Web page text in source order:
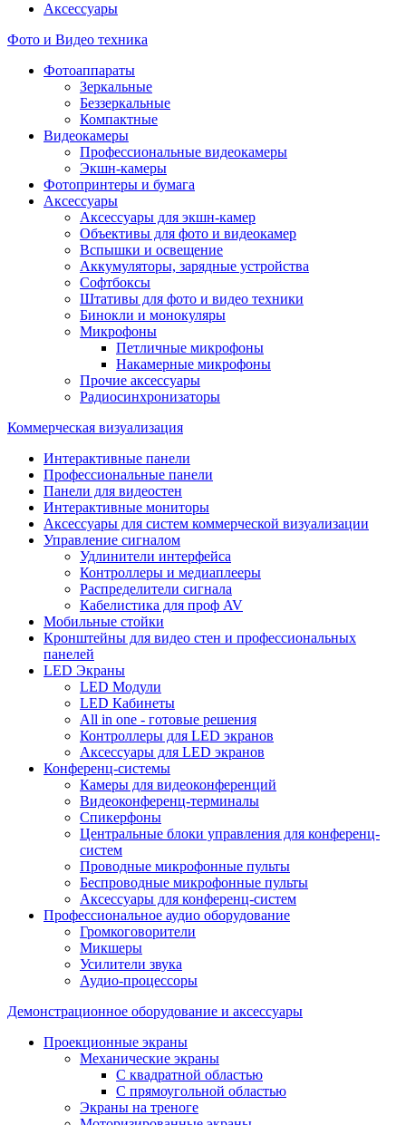
Аксессуары
Фото и Видео техника
Фотоаппараты
Зеркальные
Беззеркальные
Компактные
Видеокамеры
Профессиональные видеокамеры
Экшн-камеры
Фотопринтеры и бумага
Аксессуары
Аксессуары для экшн-камер
Объективы для фото и видеокамер
Вспышки и освещение
Аккумуляторы, зарядные устройства
Софтбоксы
Штативы для фото и видео техники
Бинокли и монокуляры
Микрофоны
Петличные микрофоны
Накамерные микрофоны
Прочие аксессуары
Радиосинхронизаторы
Коммерческая визуализация
Интерактивные панели
Профессиональные панели
Панели для видеостен
Интерактивные мониторы
Аксессуары для систем коммерческой визуализации
Управление сигналом
Удлинители интерфейса
Контроллеры и медиаплееры
Распределители сигнала
Кабелистика для проф AV
Мобильные стойки
Кронштейны для видео стен и профессиональных
панелей
LED Экраны
LED Модули
LED Кабинеты
All in one - готовые решения
Контроллеры для LED экранов
Аксессуары для LED экранов
Конференц-системы
Камеры для видеоконференций
Видеоконференц-терминалы
Спикерфоны
Центральные блоки управления для конференц-
систем
Проводные микрофонные пульты
Беспроводные микрофонные пульты
Аксессуары для конференц-систем
Профессиональное аудио оборудование
Громкоговорители
Микшеры
Усилители звука
Аудио-процессоры
Демонстрационное оборудование и аксессуары
Проекционные экраны
Механические экраны
С квадратной областью
С прямоугольной областью
Экраны на треноге